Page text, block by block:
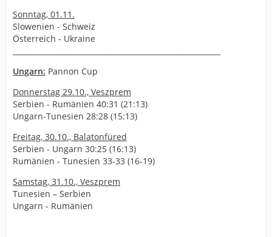
Sonntag, 01.11.
Slowenien - Schweiz
Österreich - Ukraine
Ungarn: Pannon Cup
Donnerstag 29.10., Veszprem
Serbien - Rumänien 40:31 (21:13)
Ungarn-Tunesien 28:28 (15:13)
Freitag, 30.10., Balatonfüred
Serbien - Ungarn 30:25 (16:13)
Rumänien - Tunesien 33-33 (16-19)
Samstag, 31.10., Veszprem
Tunesien – Serbien
Ungarn - Rumänien